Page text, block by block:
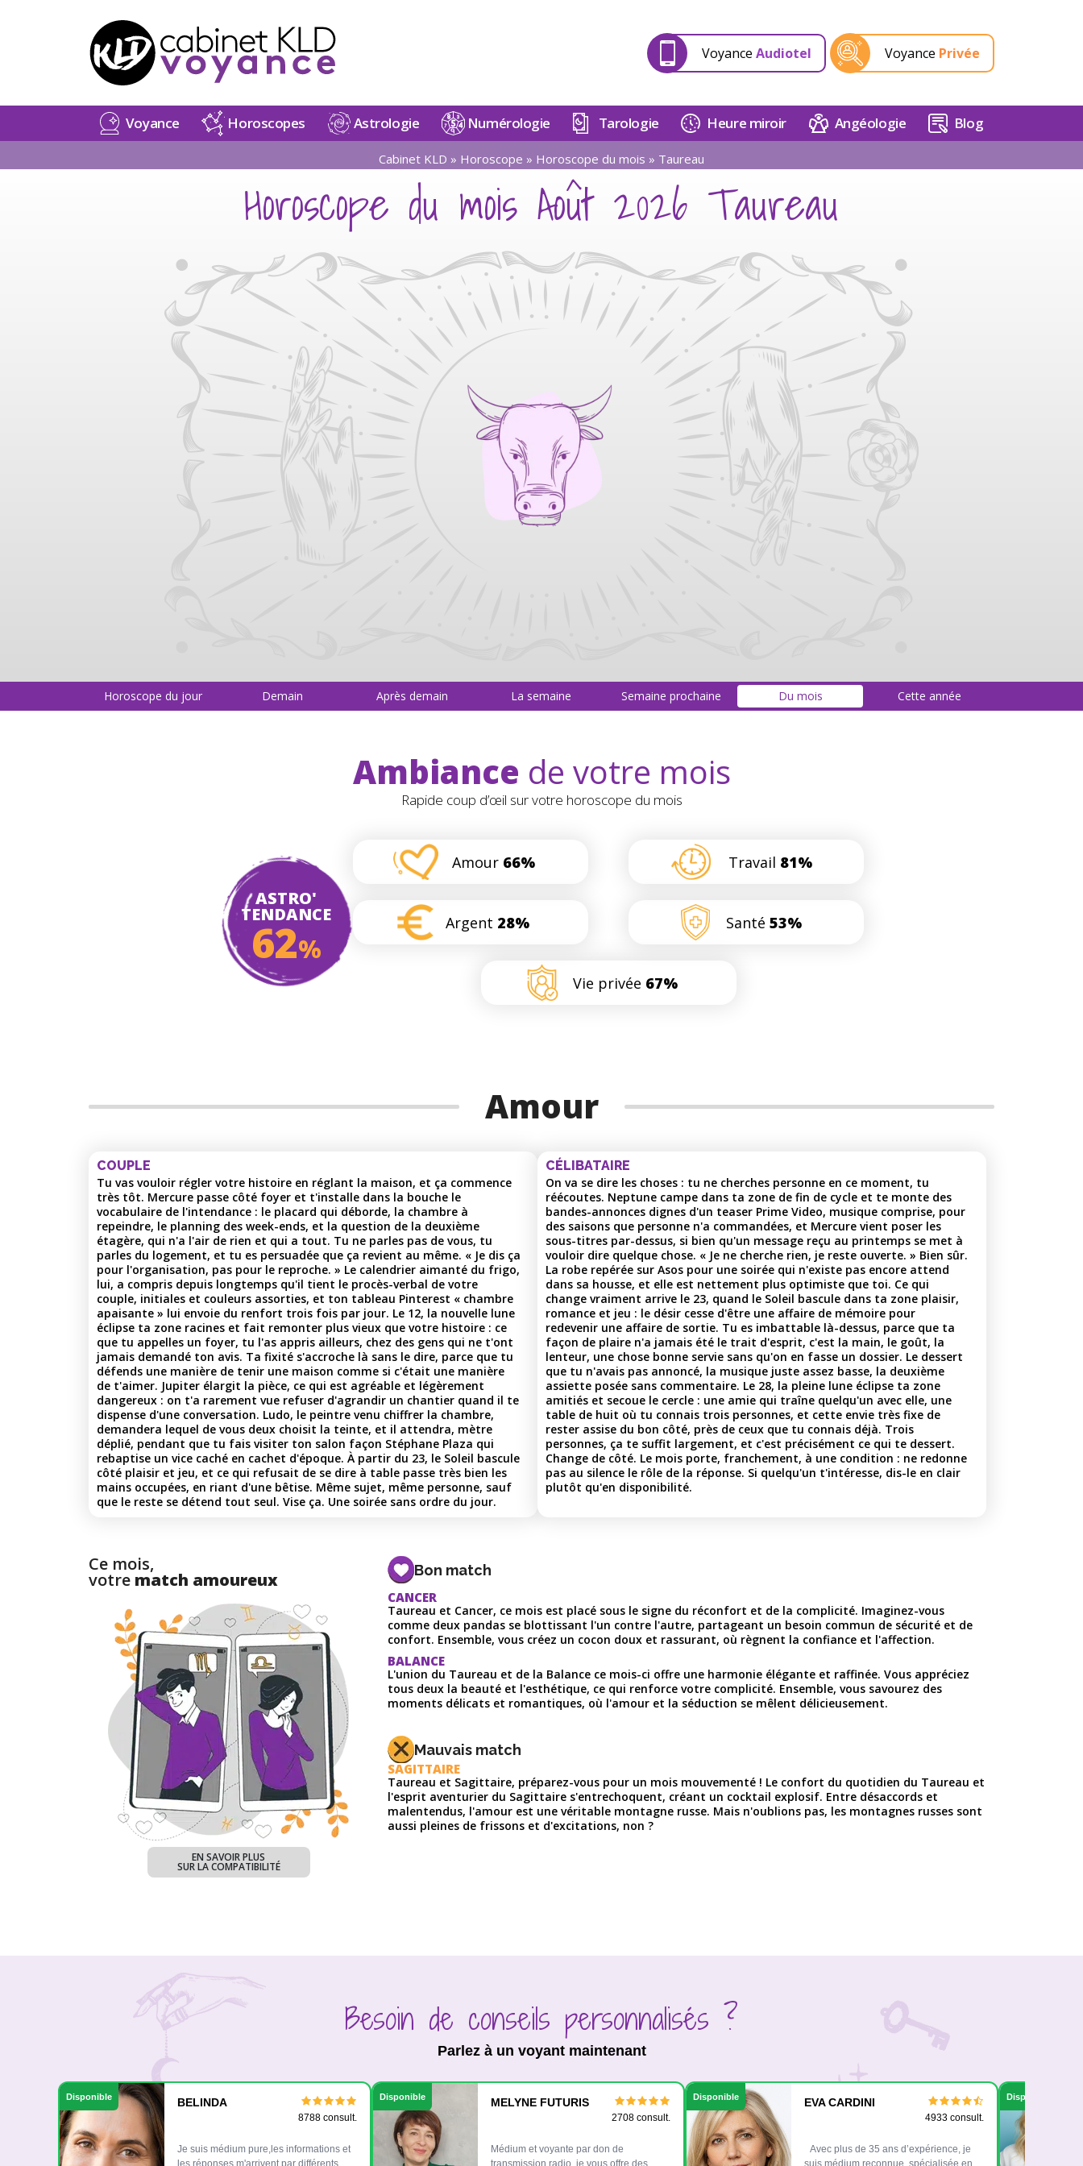
Voyance Audiotel Voyance Privée
Voyance Horoscopes Astrologie Numérologie Tarologie Heure miroir Angéologie Blog
Cabinet KLD » Horoscope » Horoscope du mois » Taureau
Horoscope du mois Août 2026 Taureau
Horoscope du jour Demain Après demain La semaine Semaine prochaine Du mois Cette année
Ambiance de votre mois
Rapide coup d’œil sur votre horoscope du mois
ASTRO'
TENDANCE
62%
Amour66% Travail 81%
Argent 28% Santé 53%
Vie privée 67%
Amour
COUPLE
Tu vas vouloir régler votre histoire en réglant la maison, et ça commence
très tôt. Mercure passe côté foyer et t'installe dans la bouche le
vocabulaire de l'intendance : le placard qui déborde, la chambre à
repeindre, le planning des week-ends, et la question de la deuxième
étagère, qui n'a l'air de rien et qui a tout. Tu ne parles pas de vous, tu
parles du logement, et tu es persuadée que ça revient au même. « Je dis ça
pour l'organisation, pas pour le reproche. » Le calendrier aimanté du frigo,
lui, a compris depuis longtemps qu'il tient le procès-verbal de votre
couple, initiales et couleurs assorties, et ton tableau Pinterest « chambre
apaisante » lui envoie du renfort trois fois par jour. Le 12, la nouvelle lune
éclipse ta zone racines et fait remonter plus vieux que votre histoire : ce
que tu appelles un foyer, tu l'as appris ailleurs, chez des gens qui ne t'ont
jamais demandé ton avis. Ta fixité s'accroche là sans le dire, parce que tu
défends une manière de tenir une maison comme si c'était une manière
de t'aimer. Jupiter élargit la pièce, ce qui est agréable et légèrement
dangereux : on t'a rarement vue refuser d'agrandir un chantier quand il te
dispense d'une conversation. Ludo, le peintre venu chiffrer la chambre,
demandera lequel de vous deux choisit la teinte, et il attendra, mètre
déplié, pendant que tu fais visiter ton salon façon Stéphane Plaza qui
rebaptise un vice caché en cachet d'époque. À partir du 23, le Soleil bascule
côté plaisir et jeu, et ce qui refusait de se dire à table passe très bien les
mains occupées, en riant d'une bêtise. Même sujet, même personne, sauf
que le reste se détend tout seul. Vise ça. Une soirée sans ordre du jour.
CÉLIBATAIRE
On va se dire les choses : tu ne cherches personne en ce moment, tu
réécoutes. Neptune campe dans ta zone de fin de cycle et te monte des
bandes-annonces dignes d'un teaser Prime Video, musique comprise, pour
des saisons que personne n'a commandées, et Mercure vient poser les
sous-titres par-dessus, si bien qu'un message reçu au printemps se met à
vouloir dire quelque chose. « Je ne cherche rien, je reste ouverte. » Bien sûr.
La robe repérée sur Asos pour une soirée qui n'existe pas encore attend
dans sa housse, et elle est nettement plus optimiste que toi. Ce qui
change vraiment arrive le 23, quand le Soleil bascule dans ta zone plaisir,
romance et jeu : le désir cesse d'être une affaire de mémoire pour
redevenir une affaire de sortie. Tu es imbattable là-dessus, parce que ta
façon de plaire n'a jamais été le trait d'esprit, c'est la main, le goût, la
lenteur, une chose bonne servie sans qu'on en fasse un dossier. Le dessert
que tu n'avais pas annoncé, la musique juste assez basse, la deuxième
assiette posée sans commentaire. Le 28, la pleine lune éclipse ta zone
amitiés et secoue le cercle : une amie qui traîne quelqu'un avec elle, une
table de huit où tu connais trois personnes, et cette envie très fixe de
rester assise du bon côté, près de ceux que tu connais déjà. Trois
personnes, ça te suffit largement, et c'est précisément ce qui te dessert.
Change de côté. Le mois porte, franchement, à une condition : ne redonne
pas au silence le rôle de la réponse. Si quelqu'un t'intéresse, dis-le en clair
plutôt qu'en disponibilité.
Ce mois,
votre match amoureux
EN SAVOIR PLUS
SUR LA COMPATIBILITÉ
Bon match
CANCER
Taureau et Cancer, ce mois est placé sous le signe du réconfort et de la complicité. Imaginez-vous
comme deux pandas se blottissant l'un contre l'autre, partageant un besoin commun de sécurité et de
confort. Ensemble, vous créez un cocon doux et rassurant, où règnent la confiance et l'affection.
BALANCE
L'union du Taureau et de la Balance ce mois-ci offre une harmonie élégante et raffinée. Vous appréciez
tous deux la beauté et l'esthétique, ce qui renforce votre complicité. Ensemble, vous savourez des
moments délicats et romantiques, où l'amour et la séduction se mêlent délicieusement.
Mauvais match
SAGITTAIRE
Taureau et Sagittaire, préparez-vous pour un mois mouvementé ! Le confort du quotidien du Taureau et
l'esprit aventurier du Sagittaire s'entrechoquent, créant un cocktail explosif. Entre désaccords et
malentendus, l'amour est une véritable montagne russe. Mais n'oublions pas, les montagnes russes sont
aussi pleines de frissons et d'excitations, non ?
Besoin de conseils personnalisés ?
Parlez à un voyant maintenant
Disponible BELINDA
8788 consult.
Je suis médium pure,les informations et
les réponses m'arrivent par différents
Disponible MELYNE FUTURIS
2708 consult.
Médium et voyante par don de
transmission radio, je vous offre des
Disponible EVA CARDINI
4933 consult.
Avec plus de 35 ans d’expérience, je
suis médium reconnue, spécialisée en
Disponible